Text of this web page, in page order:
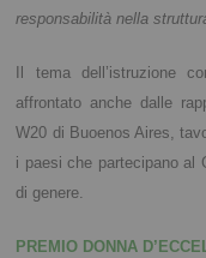
responsabilità nella
Il tema dell’istruzione
affrontato anche dalle
W20 di Buoenos Aires,
i paesi che partecipano al
di genere.
PREMIO DONNA